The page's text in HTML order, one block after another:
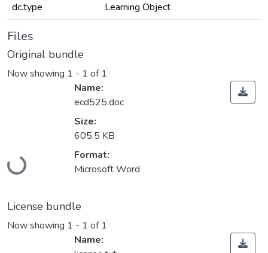
dc.type
Learning Object
Files
Original bundle
Now showing 1 - 1 of 1
Loading...
Name:
ecd525.doc
Size:
605.5 KB
Format:
Microsoft Word
License bundle
Now showing 1 - 1 of 1
Name: